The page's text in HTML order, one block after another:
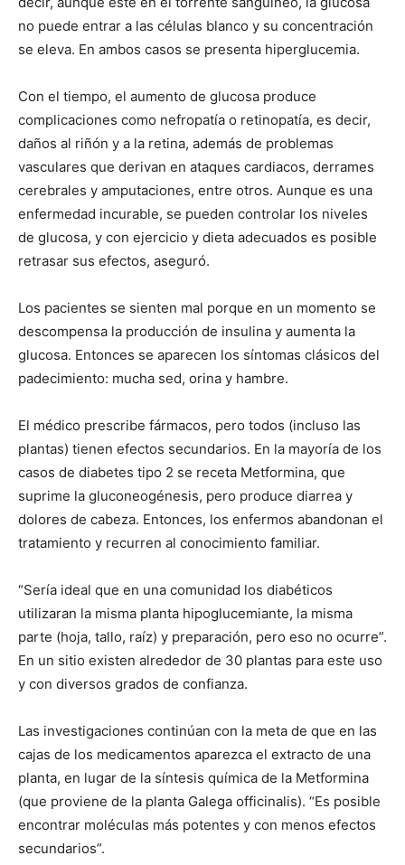
no puede entrar a las células blanco y su concentración
se eleva. En ambos casos se presenta hiperglucemia.
Con el tiempo, el aumento de glucosa produce
complicaciones como nefropatía o retinopatía, es decir,
daños al riñón y a la retina, además de problemas
vasculares que derivan en ataques cardiacos, derrames
cerebrales y amputaciones, entre otros. Aunque es una
enfermedad incurable, se pueden controlar los niveles
de glucosa, y con ejercicio y dieta adecuados es posible
retrasar sus efectos, aseguró.
Los pacientes se sienten mal porque en un momento se
descompensa la producción de insulina y aumenta la
glucosa. Entonces se aparecen los síntomas clásicos del
padecimiento: mucha sed, orina y hambre.
El médico prescribe fármacos, pero todos (incluso las
plantas) tienen efectos secundarios. En la mayoría de los
casos de diabetes tipo 2 se receta Metformina, que
suprime la gluconeogénesis, pero produce diarrea y
dolores de cabeza. Entonces, los enfermos abandonan el
tratamiento y recurren al conocimiento familiar.
“Sería ideal que en una comunidad los diabéticos
utilizaran la misma planta hipoglucemiante, la misma
parte (hoja, tallo, raíz) y preparación, pero eso no ocurre”.
En un sitio existen alrededor de 30 plantas para este uso
y con diversos grados de confianza.
Las investigaciones continúan con la meta de que en las
cajas de los medicamentos aparezca el extracto de una
planta, en lugar de la síntesis química de la Metformina
(que proviene de la planta Galega officinalis). “Es posible
encontrar moléculas más potentes y con menos efectos
secundarios”.